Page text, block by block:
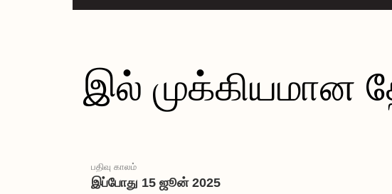
இல் முக்கியமான
பதிவு காலம்
இப்போது 15 ஜூன் 2025